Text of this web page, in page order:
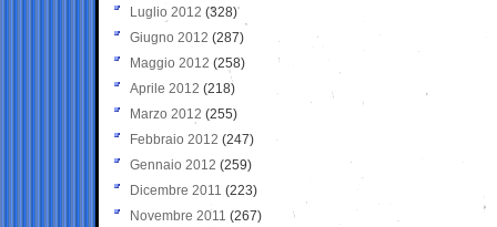
Luglio 2012 (328)
Giugno 2012 (287)
Maggio 2012 (258)
Aprile 2012 (218)
Marzo 2012 (255)
Febbraio 2012 (247)
Gennaio 2012 (259)
Dicembre 2011 (223)
Novembre 2011 (267)